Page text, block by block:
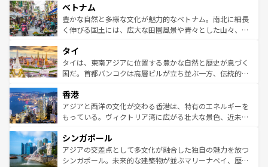
参照してほしい。
容にもいいと評判のスイーツなど、バラエティ豊かな料理
が味わえる。 なお、新着の台湾情報は コンテンツ一覧を参
照してほしい。
き、地方に足を延ばせば四季折々の自然美を楽しむことが
できる。そして、キムチや焼肉、絶品のストリートフード
まで、さまざまな韓国料理が待っている。夜には、韓国な
リティに包まれながら、韓国の多彩な魅力を心ゆくまで味
わってみてほしい。 なお、新着の韓国情報はコンテンツ一
覧を参照してほしい。
ベトナム
豊かな自然と多様な文化が魅力的なベトナム。南北に細長
く伸びる国土には、広大な田園風景や青々とした山々、世
急速な発展と共に伝統が息づく。ハノイの古い町並みやホ
ーチミン市のフランス統治時代の建物も、独特の雰囲気を
醸し出している。また、バラエティの豊かさとおいしさで
とつ。フォーやバインミー、ベトナムコーヒーなどは、ぜ
ひ現地で味わいたい。どの地域を訪れてもあたたかい人々
が旅行者を迎えてくれるので、きっと忘れられない旅にな
参照してほしい。
タイ
タイは、東南アジアに位置する豊かな自然と歴史が息づく
国だ。首都バンコクは高層ビルが立ち並ぶ一方、伝統的な
の活気が交差している。北部ではチェンマイなどの山岳地
帯で自然と触れ合い、南部ではプーケットやクラビの美し
いビーチでリゾート気分を楽しむことができる。タイ料理
激する。気候は一年中温暖で、どの季節にも異なる楽しみ
が待っている。親しみやすいタイの人々、仏教を中心とし
た文化、そして多様な観光資源が、訪れる旅人を魅了し続
香港
アジアと西洋の文化が交わる香港は、特有のエネルギーを
もっている。ヴィクトリア湾に広がる壮大な景色、近未来
み、どこを訪れても感動するはず。観光スポットが密集し
ており、効率よく見どころを回れるのも魅力。息をのむよ
うな絶景から文化的な体験まで、香港を存分に楽しみ尽く
シンガポール
アジアの交差点として多文化が融合した独自の魅力を放つ
シンガポール。未来的な建築物が並ぶマリーナベイ、歴史